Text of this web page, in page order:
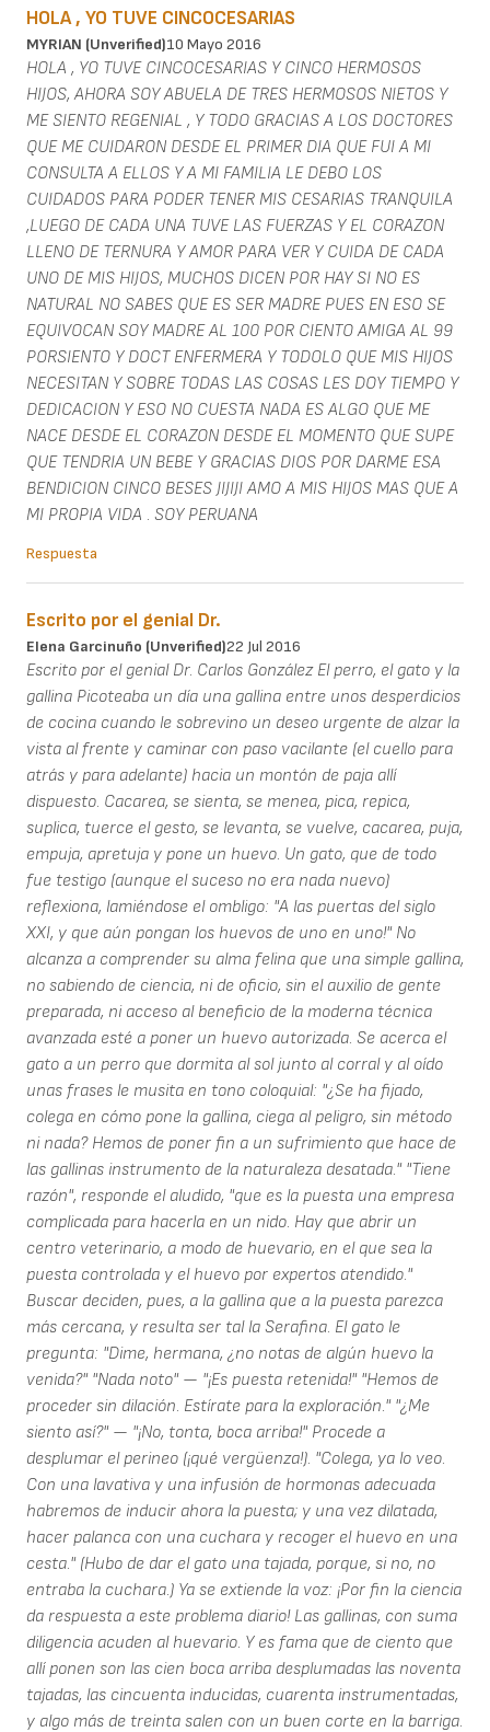
HOLA , YO TUVE CINCOCESARIAS
MYRIAN (unverified)10 Mayo 2016
HOLA , YO TUVE CINCOCESARIAS Y CINCO HERMOSOS
HIJOS, AHORA SOY ABUELA DE TRES HERMOSOS NIETOS Y
ME SIENTO REGENIAL , Y TODO GRACIAS A LOS DOCTORES
QUE ME CUIDARON DESDE EL PRIMER DIA QUE FUI A MI
CONSULTA A ELLOS Y A MI FAMILIA LE DEBO LOS
CUIDADOS PARA PODER TENER MIS CESARIAS TRANQUILA
,LUEGO DE CADA UNA TUVE LAS FUERZAS Y EL CORAZON
LLENO DE TERNURA Y AMOR PARA VER Y CUIDA DE CADA
UNO DE MIS HIJOS, MUCHOS DICEN POR HAY SI NO ES
NATURAL NO SABES QUE ES SER MADRE PUES EN ESO SE
EQUIVOCAN SOY MADRE AL 100 POR CIENTO AMIGA AL 99
PORSIENTO Y DOCT ENFERMERA Y TODOLO QUE MIS HIJOS
NECESITAN Y SOBRE TODAS LAS COSAS LES DOY TIEMPO Y
DEDICACION Y ESO NO CUESTA NADA ES ALGO QUE ME
NACE DESDE EL CORAZON DESDE EL MOMENTO QUE SUPE
QUE TENDRIA UN BEBE Y GRACIAS DIOS POR DARME ESA
BENDICION CINCO BESES JIJIJI AMO A MIS HIJOS MAS QUE A
MI PROPIA VIDA . SOY PERUANA
Respuesta
Escrito por el genial Dr.
Elena Garcinuño (unverified)22 Jul 2016
Escrito por el genial Dr. Carlos González El perro, el gato y la
gallina Picoteaba un día una gallina entre unos desperdicios
de cocina cuando le sobrevino un deseo urgente de alzar la
vista al frente y caminar con paso vacilante (el cuello para
atrás y para adelante) hacia un montón de paja allí
dispuesto. Cacarea, se sienta, se menea, pica, repica,
suplica, tuerce el gesto, se levanta, se vuelve, cacarea, puja,
empuja, apretuja y pone un huevo. Un gato, que de todo
fue testigo (aunque el suceso no era nada nuevo)
reflexiona, lamiéndose el ombligo: "A las puertas del siglo
XXI, y que aún pongan los huevos de uno en uno!" No
alcanza a comprender su alma felina que una simple gallina,
no sabiendo de ciencia, ni de oficio, sin el auxilio de gente
preparada, ni acceso al beneficio de la moderna técnica
avanzada esté a poner un huevo autorizada. Se acerca el
gato a un perro que dormita al sol junto al corral y al oído
unas frases le musita en tono coloquial: "¿Se ha fijado,
colega en cómo pone la gallina, ciega al peligro, sin método
ni nada? Hemos de poner fin a un sufrimiento que hace de
las gallinas instrumento de la naturaleza desatada." "Tiene
razón", responde el aludido, "que es la puesta una empresa
complicada para hacerla en un nido. Hay que abrir un
centro veterinario, a modo de huevario, en el que sea la
puesta controlada y el huevo por expertos atendido."
Buscar deciden, pues, a la gallina que a la puesta parezca
más cercana, y resulta ser tal la Serafina. El gato le
pregunta: "Dime, hermana, ¿no notas de algún huevo la
venida?" "Nada noto" — "¡Es puesta retenida!" "Hemos de
proceder sin dilación. Estírate para la exploración." "¿Me
siento así?" — "¡No, tonta, boca arriba!" Procede a
desplumar el perineo (¡qué vergüenza!). "Colega, ya lo veo.
Con una lavativa y una infusión de hormonas adecuada
habremos de inducir ahora la puesta; y una vez dilatada,
hacer palanca con una cuchara y recoger el huevo en una
cesta." (Hubo de dar el gato una tajada, porque, si no, no
entraba la cuchara.) Ya se extiende la voz: ¡Por fin la ciencia
da respuesta a este problema diario! Las gallinas, con suma
diligencia acuden al huevario. Y es fama que de ciento que
allí ponen son las cien boca arriba desplumadas las noventa
tajadas, las cincuenta inducidas, cuarenta instrumentadas,
y algo más de treinta salen con un buen corte en la barriga.